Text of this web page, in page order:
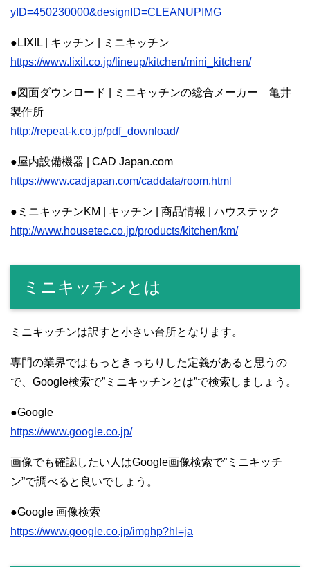
yID=450230000&designID=CLEANUPIMG
●LIXIL | キッチン | ミニキッチン
https://www.lixil.co.jp/lineup/kitchen/mini_kitchen/
●図面ダウンロード | ミニキッチンの総合メーカー 亀井
製作所
http://repeat-k.co.jp/pdf_download/
●屋内設備機器 | CAD Japan.com
https://www.cadjapan.com/caddata/room.html
●ミニキッチンKM | キッチン | 商品情報 | ハウステック
http://www.housetec.co.jp/products/kitchen/km/
ミニキッチンとは
ミニキッチンは訳すと小さい台所となります。
専門の業界ではもっときっちりした定義があると思うの
で、Google検索で”ミニキッチンとは”で検索しましょう。
●Google
https://www.google.co.jp/
画像でも確認したい人はGoogle画像検索で”ミニキッチ
ン”で調べると良いでしょう。
●Google 画像検索
https://www.google.co.jp/imghp?hl=ja